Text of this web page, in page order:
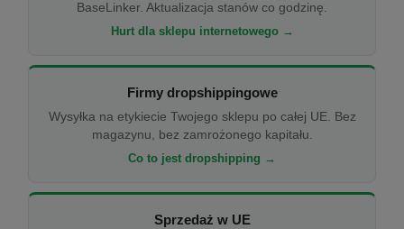
BaseLinker. Aktualizacja stanów co godzinę.
Hurt dla sklepu internetowego →
Firmy dropshippingowe
Wysyłka na etykiecie Twojego sklepu po całej UE. Bez
magazynu, bez zamrożonego kapitału.
Co to jest dropshipping →
Sprzedaż w UE